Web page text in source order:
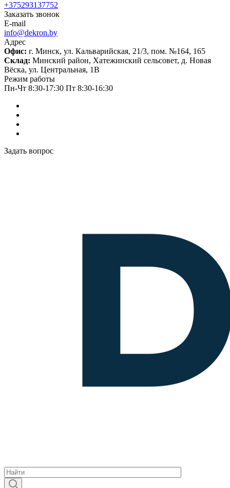
+375293137752
Заказать звонок
E-mail
info@dekron.by
Адрес
Офис: г. Минск, ул. Кальварийская, 21/3, пом. №164, 165
Склад: Минский район, Хатежинский сельсовет, д. Новая
Вёска, ул. Центральная, 1В
Режим работы
Пн-Чт 8:30-17:30 Пт 8:30-16:30
Задать вопрос